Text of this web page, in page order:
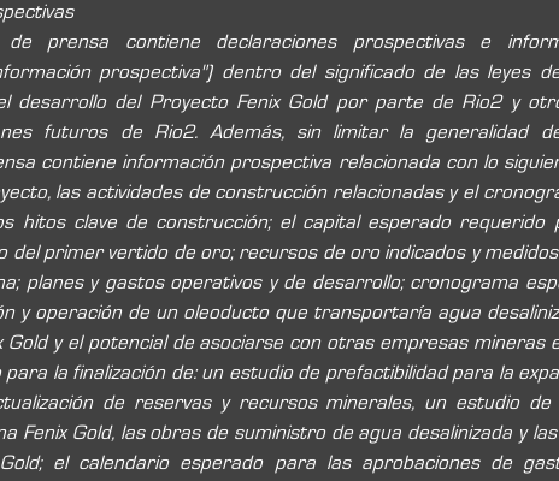
de prensa contiene declaraciones prospectivas e
prospectiva") dentro del significado de las leyes
desarrollo del Proyecto Fenix Gold por parte de Rio2 y
futuros de Rio2. Además, sin limitar la generalidad
contiene información prospectiva relacionada con lo
las actividades de construcción relacionadas y el
hitos clave de construcción; el capital esperado requerido
del primer vertido de oro; recursos de oro indicados y
planes y gastos operativos y de desarrollo; cronograma
y operación de un oleoducto que transportaría agua
Gold y el potencial de asociarse con otras empresas mineras
la finalización de: un estudio de prefactibilidad para la
de reservas y recursos minerales, un estudio
Fenix Gold, las obras de suministro de agua desalinizada y
el calendario esperado para las aprobaciones de